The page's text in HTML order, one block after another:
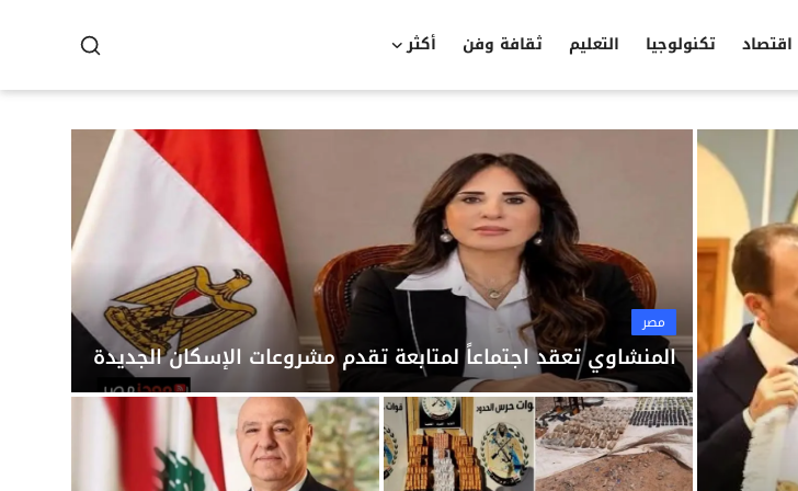
اقتصاد تكنولوجيا التعليم ثقافة وفن أكثر
مصر
مصر
المنشاوي تعقد اجتماعاً لمتابعة تقدم مشروعات الإسكان الجديدة